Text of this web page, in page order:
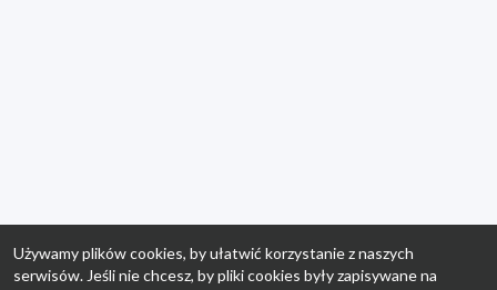
Używamy plików cookies, by ułatwić korzystanie z naszych
serwisów. Jeśli nie chcesz, by pliki cookies były zapisywane na